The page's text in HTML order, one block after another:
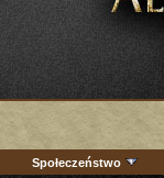
Społeczeństwo